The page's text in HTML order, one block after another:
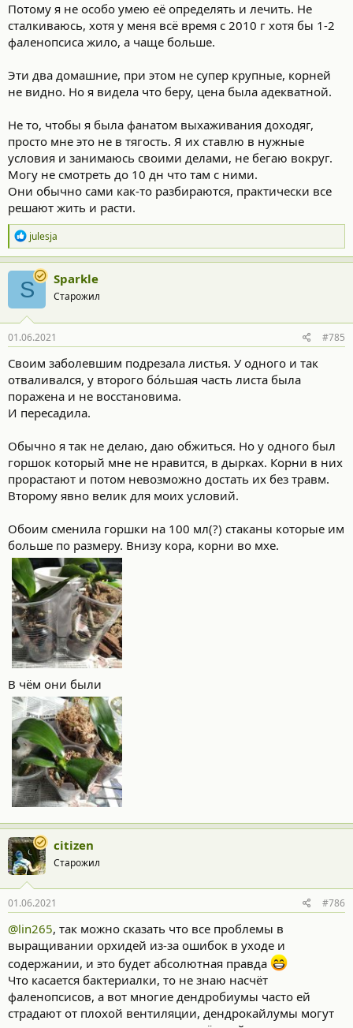
Потому я не особо умею её определять и лечить. Не
сталкиваюсь, хотя у меня всё время с 2010 г хотя бы 1-2
фаленопсиса жило, а чаще больше.
Эти два домашние, при этом не супер крупные, корней
не видно. Но я видела что беру, цена была адекватной.
Не то, чтобы я была фанатом выхаживания доходяг,
просто мне это не в тягость. Я их ставлю в нужные
условия и занимаюсь своими делами, не бегаю вокруг.
Могу не смотреть до 10 дн что там с ними.
Они обычно сами как-то разбираются, практически все
решают жить и расти.
Р
е
а
к
ц
и
и
:
julesja
S Sparkle
Старожил
01.06.2021 #785
Своим заболевшим подрезала листья. У одного и так
отваливался, у второго бо́льшая часть листа была
поражена и не восстановима.
И пересадила.
Обычно я так не делаю, даю обжиться. Но у одного был
горшок который мне не нравится, в дырках. Корни в них
прорастают и потом невозможно достать их без травм.
Второму явно велик для моих условий.
Обоим сменила горшки на 100 мл(?) стаканы которые им
больше по размеру. Внизу кора, корни во мхе.
В чём они были
citizen
Старожил
01.06.2021 #786
@lin265, так можно сказать что все проблемы в
выращивании орхидей из-за ошибок в уходе и
содержании, и это будет абсолютная правда
Что касается бактериалки, то не знаю насчёт
фаленопсисов, а вот многие дендробиумы часто ей
страдают от плохой вентиляции, дендрокайлумы могут